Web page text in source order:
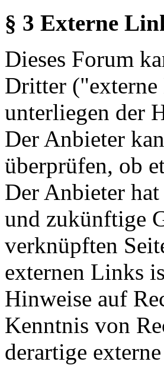
§ 3 Externe
Dieses Forum
Dritter ("externe
unterliegen der
Der Anbieter
überprüfen, ob
Der Anbieter
und zukünftige
verknüpften
externen Links
Hinweise auf
Kenntnis von
derartige